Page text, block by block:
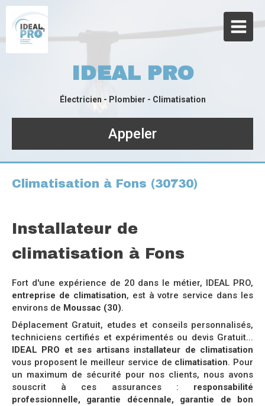
IDEAL PRO
Électricien - Plombier - Climatisation
Appeler
Climatisation à Fons (30730)
Installateur de
climatisation à Fons
Fort d'une expérience de 20 dans le métier, IDEAL PRO,
entreprise de climatisation, est à votre service dans les
environs de Moussac (30).
Déplacement Gratuit, etudes et conseils personnalisés,
techniciens certifiés et expérimentés ou devis Gratuit...
IDEAL PRO et ses artisans installateur de climatisation
vous proposent le meilleur service de climatisation. Pour
un maximum de sécurité pour nos clients, nous avons
souscrit à ces assurances : responsabilité
professionnelle, garantie décennale, garantie de bon